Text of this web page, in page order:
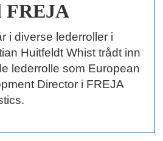
i diverse lederroller i
Huitfeldt Whist trådt inn
lederrolle som European
Director i FREJA